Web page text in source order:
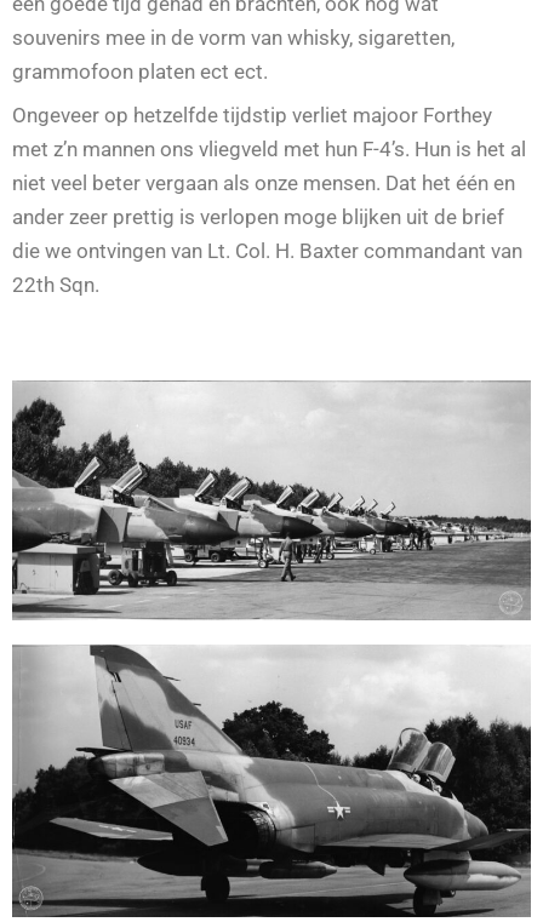
souvenirs mee in de vorm van whisky, sigaretten,
grammofoon platen ect ect.
Ongeveer op hetzelfde tijdstip verliet majoor Forthey
met z’n mannen ons vliegveld met hun F-4’s. Hun is het al
niet veel beter vergaan als onze mensen. Dat het één en
ander zeer prettig is verlopen moge blijken uit de brief
die we ontvingen van Lt. Col. H. Baxter commandant van
22th Sqn.